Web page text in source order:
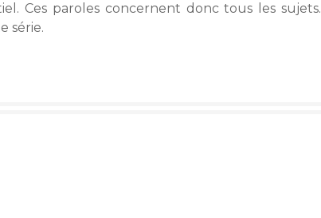
Ces paroles concernent donc tous les sujets.
série.